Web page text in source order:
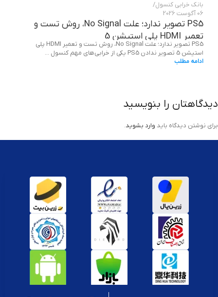
بانک خرابی‌ کنسول
06 آگوست 2026
PS5 تصویر ندارد؛ علت No Signal، روش تست و
تعمیر HDMI پلی استیشن 5
PS5 تصویر ندارد؛ علت No Signal، روش تست و تعمیر HDMI پلی
استیشن 5 تصویر ندادن PS5 یکی از خرابی‌های مهم کنسول ...
ادامه مطلب
دیدگاهتان را بنویسید
برای نوشتن دیدگاه باید وارد بشوید.